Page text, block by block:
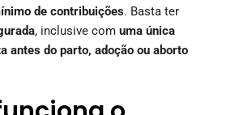
de contribuições. Basta ter
, inclusive com uma única
antes do parto, adoção ou aborto